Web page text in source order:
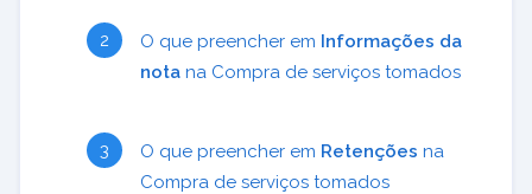
O que preencher em Informações da
nota na Compra de serviços tomados
O que preencher em Retenções na
Compra de serviços tomados